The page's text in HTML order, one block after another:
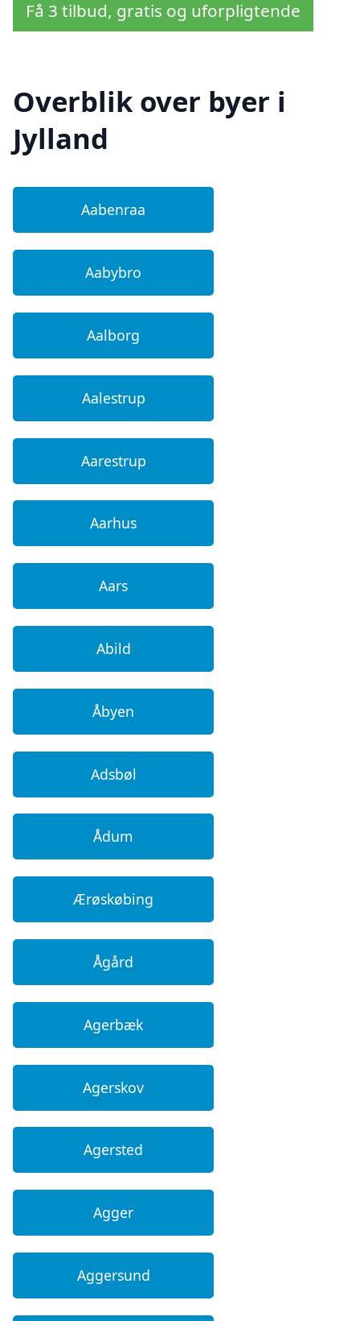
Få 3 tilbud, gratis og uforpligtende
Overblik over byer i
Jylland
Aabenraa
Aabybro
Aalborg
Aalestrup
Aarestrup
Aarhus
Aars
Abild
Åbyen
Adsbøl
Ådum
Ærøskøbing
Ågård
Agerbæk
Agerskov
Agersted
Agger
Aggersund